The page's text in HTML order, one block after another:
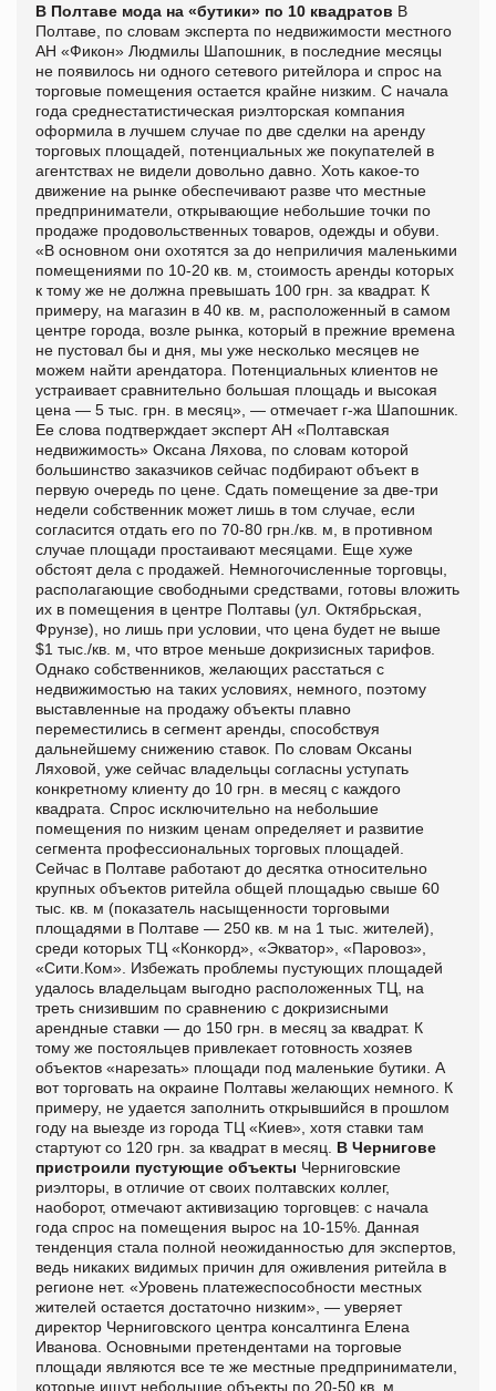
В Полтаве мода на «бутики» по 10 квадратов В
Полтаве, по словам эксперта по недвижимости местного
АН «Фикон» Людмилы Шапошник, в последние месяцы
не появилось ни одного сетевого ритейлора и спрос на
торговые помещения остается крайне низким. С начала
года среднестатистическая риэлторская компания
оформила в лучшем случае по две сделки на аренду
торговых площадей, потенциальных же покупателей в
агентствах не видели довольно давно. Хоть какое-то
движение на рынке обеспечивают разве что местные
предприниматели, открывающие небольшие точки по
продаже продовольственных товаров, одежды и обуви.
«В основном они охотятся за до неприличия маленькими
помещениями по 10-20 кв. м, стоимость аренды которых
к тому же не должна превышать 100 грн. за квадрат. К
примеру, на магазин в 40 кв. м, расположенный в самом
центре города, возле рынка, который в прежние времена
не пустовал бы и дня, мы уже несколько месяцев не
можем найти арендатора. Потенциальных клиентов не
устраивает сравнительно большая площадь и высокая
цена — 5 тыс. грн. в месяц», — отмечает г-жа Шапошник.
Ее слова подтверждает эксперт АН «Полтавская
недвижимость» Оксана Ляхова, по словам которой
большинство заказчиков сейчас подбирают объект в
первую очередь по цене. Сдать помещение за две-три
недели собственник может лишь в том случае, если
согласится отдать его по 70-80 грн./кв. м, в противном
случае площади простаивают месяцами. Еще хуже
обстоят дела с продажей. Немногочисленные торговцы,
располагающие свободными средствами, готовы вложить
их в помещения в центре Полтавы (ул. Октябрьская,
Фрунзе), но лишь при условии, что цена будет не выше
$1 тыс./кв. м, что втрое меньше докризисных тарифов.
Однако собственников, желающих расстаться с
недвижимостью на таких условиях, немного, поэтому
выставленные на продажу объекты плавно
переместились в сегмент аренды, способствуя
дальнейшему снижению ставок. По словам Оксаны
Ляховой, уже сейчас владельцы согласны уступать
конкретному клиенту до 10 грн. в месяц с каждого
квадрата. Спрос исключительно на небольшие
помещения по низким ценам определяет и развитие
сегмента профессиональных торговых площадей.
Сейчас в Полтаве работают до десятка относительно
крупных объектов ритейла общей площадью свыше 60
тыс. кв. м (показатель насыщенности торговыми
площадями в Полтаве — 250 кв. м на 1 тыс. жителей),
среди которых ТЦ «Конкорд», «Экватор», «Паровоз»,
«Сити.Ком». Избежать проблемы пустующих площадей
удалось владельцам выгодно расположенных ТЦ, на
треть снизившим по сравнению с докризисными
арендные ставки — до 150 грн. в месяц за квадрат. К
тому же постояльцев привлекает готовность хозяев
объектов «нарезать» площади под маленькие бутики. А
вот торговать на окраине Полтавы желающих немного. К
примеру, не удается заполнить открывшийся в прошлом
году на выезде из города ТЦ «Киев», хотя ставки там
стартуют со 120 грн. за квадрат в месяц. В Чернигове
пристроили пустующие объекты Черниговские
риэлторы, в отличие от своих полтавских коллег,
наоборот, отмечают активизацию торговцев: с начала
года спрос на помещения вырос на 10-15%. Данная
тенденция стала полной неожиданностью для экспертов,
ведь никаких видимых причин для оживления ритейла в
регионе нет. «Уровень платежеспособности местных
жителей остается достаточно низким», — уверяет
директор Черниговского центра консалтинга Елена
Иванова. Основными претендентами на торговые
площади являются все те же местные предприниматели,
которые ищут небольшие объекты по 20-50 кв. м,